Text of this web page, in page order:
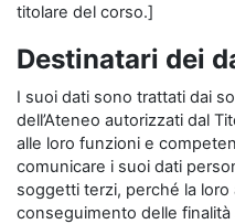
titolare del corso.]
Destinatari dei
I suoi dati sono trattati dai
dell’Ateneo autorizzati dal
alle loro funzioni e
comunicare i suoi dati
soggetti terzi, perché la loro
conseguimento delle